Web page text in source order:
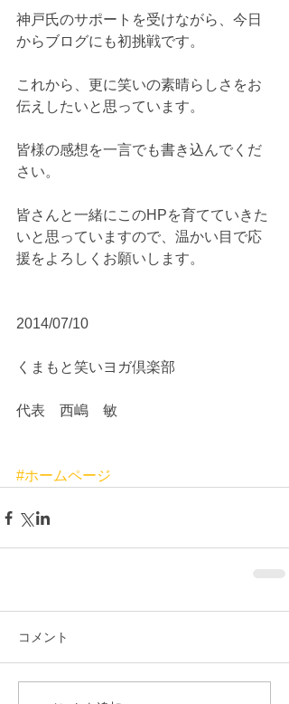
神戸氏のサポートを受けながら、今日
からブログにも初挑戦です。
これから、更に笑いの素晴らしさをお
伝えしたいと思っています。
皆様の感想を一言でも書き込んでくだ
さい。
皆さんと一緒にこのHPを育てていきた
いと思っていますので、温かい目で応
援をよろしくお願いします。
2014/07/10
くまもと笑いヨガ倶楽部
代表　西嶋　敏
#ホームページ
コメント